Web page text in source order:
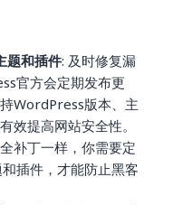
题和插件: 及时修复漏
官方会定期发布更
WordPress版本、主
效提高网站安全性。
补丁一样，你需要定
插件，才能防止黑客